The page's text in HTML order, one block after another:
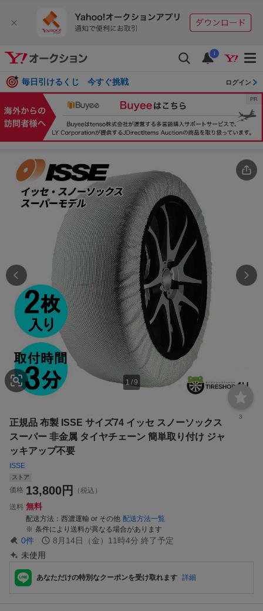
i
毎日引けるくじ 今すぐ挑戦 ログイン
1 /9
3
正規品 布製 ISSE サイズ74 イッセ スノーソックス
スーパー 非金属 タイヤチェーン 簡単取り付け ジャ
ッキアップ不要
ISSE
ストア
価格 13,800円
（税込）
送料 無料
配送方法 西濃運輸 or その他 配送方法一覧
条件により送料が異なる場合があります
0件 8月14日（金）11時4分 終了予定
未使用
あなただけの特別なクーポンを受け取れます 詳細